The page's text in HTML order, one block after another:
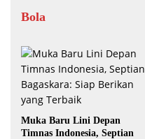
Bola
Muka Baru Lini Depan
Timnas Indonesia, Septian